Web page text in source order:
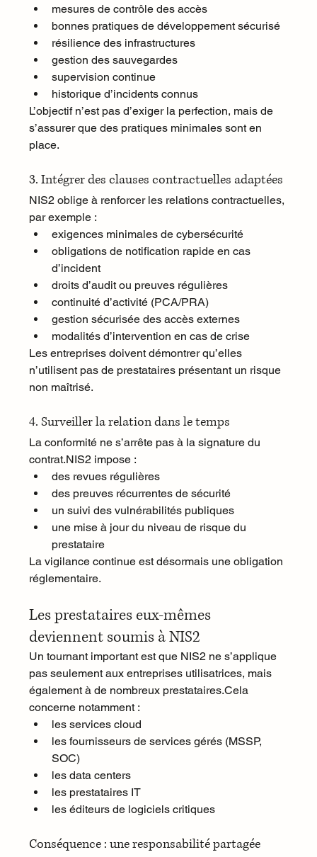
mesures de contrôle des accès
bonnes pratiques de développement sécurisé
résilience des infrastructures
gestion des sauvegardes
supervision continue
historique d’incidents connus
L’objectif n’est pas d’exiger la perfection, mais de
s’assurer que des pratiques minimales sont en
place.
3. Intégrer des clauses contractuelles adaptées
NIS2 oblige à renforcer les relations contractuelles,
par exemple :
exigences minimales de cybersécurité
obligations de notification rapide en cas
d’incident
droits d’audit ou preuves régulières
continuité d’activité (PCA/PRA)
gestion sécurisée des accès externes
modalités d’intervention en cas de crise
Les entreprises doivent démontrer qu’elles
n’utilisent pas de prestataires présentant un risque
non maîtrisé.
4. Surveiller la relation dans le temps
La conformité ne s’arrête pas à la signature du
contrat.NIS2 impose :
des revues régulières
des preuves récurrentes de sécurité
un suivi des vulnérabilités publiques
une mise à jour du niveau de risque du
prestataire
La vigilance continue est désormais une obligation
réglementaire.
Les prestataires eux-mêmes
deviennent soumis à NIS2
Un tournant important est que NIS2 ne s’applique
pas seulement aux entreprises utilisatrices, mais
également à de nombreux prestataires.Cela
concerne notamment :
les services cloud
les fournisseurs de services gérés (MSSP,
SOC)
les data centers
les prestataires IT
les éditeurs de logiciels critiques
Conséquence : une responsabilité partagée